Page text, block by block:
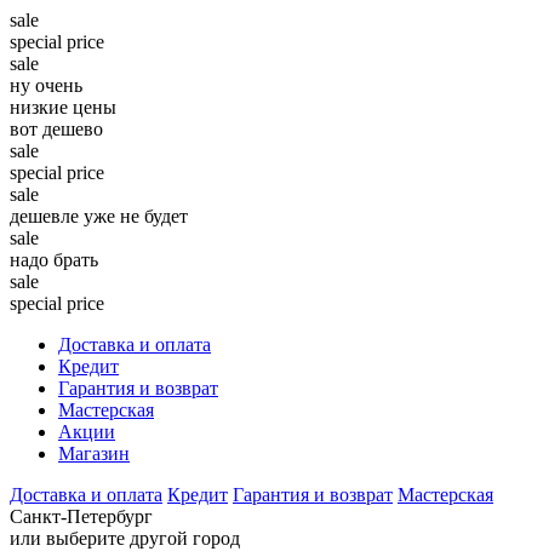
sale
special price
sale
ну очень
низкие цены
вот дешево
sale
special price
sale
дешевле уже не будет
sale
надо брать
sale
special price
Доставка и оплата
Кредит
Гарантия и возврат
Мастерская
Акции
Магазин
Доставка и оплата Кредит Гарантия и возврат Мастерская
Санкт-Петербург
или выберите другой город